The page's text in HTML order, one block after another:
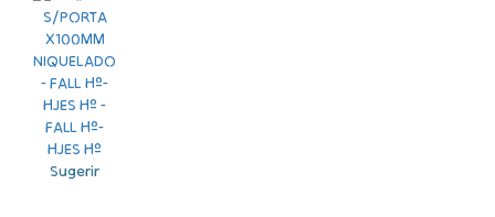
Sugerir